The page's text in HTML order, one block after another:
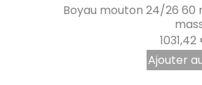
2 seaux de Boyaux
tubes rigides AB
1179,04
Ajouter